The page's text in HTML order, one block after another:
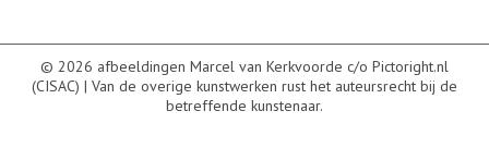
© 2026 afbeeldingen Marcel van Kerkvoorde c/o Pictoright.nl
(CISAC) | Van de overige kunstwerken rust het auteursrecht bij de
betreffende kunstenaar.